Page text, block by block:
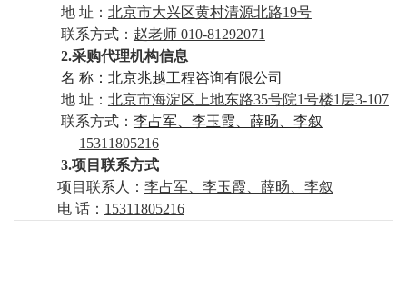
地 址： 北京市大兴区黄村清源北路19号
联系方式： 赵老师 010-81292071
2.采购代理机构信息
名 称： 北京兆越工程咨询有限公司
地 址： 北京市海淀区上地东路35号院1号楼1层3-107
联系方式： 李占军、李玉霞、薛旸、李叙
15311805216
3.项目联系方式
项目联系人： 李占军、李玉霞、薛旸、李叙
电 话： 15311805216